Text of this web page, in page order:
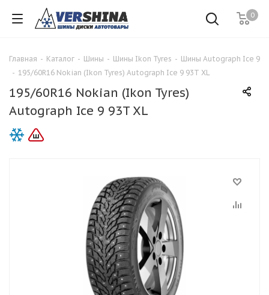
0
Главная - Каталог - Шины - Шины Ikon Tyres - Шины Autograph Ice 9
- 195/60R16 Nokian (Ikon Tyres) Autograph Ice 9 93T XL
195/60R16 Nokian (Ikon Tyres)
Autograph Ice 9 93T XL